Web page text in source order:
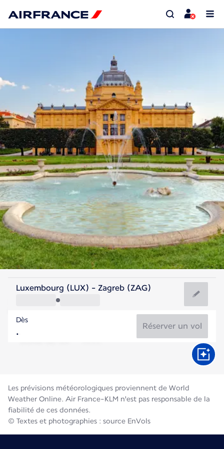
Croatie
Zagreb
Croatie
Luxembourg (LUX) - Zagreb (ZAG)
Dès
Réserver un vol
Les prévisions météorologiques proviennent de World
Weather Online. Air France-KLM n'est pas responsable de la
fiabilité de ces données.
© Textes et photographies : source EnVols